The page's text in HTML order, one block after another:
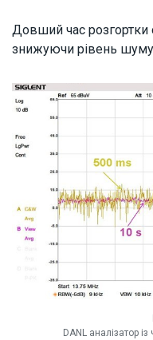
Довший час
знижуючи рівень
DANL аналізатор